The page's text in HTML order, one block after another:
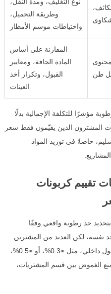
وطريقة التحميل،
واحتياطات موسم الأمطار
طن
المقارنة على أساس
المادة الجافة، ومعايير
القبول، وتكرار أخذ
العينات
مؤشرًا للتكلفة الإجمالية بدلًا
المشترون الذين يقيّمون فقط سعر
خاصةً في توريد المواد
تقييم كربونات
بتحديد حد رطوبة واقعي وفقًا
نفسه، لكن العديد من المشترين
الصناعيين يستفيدون من وضع نطاق قبول داخلي، مثل ≤0.3%، أو ≤0.5%،
الغموض بين قسم المشتريات،